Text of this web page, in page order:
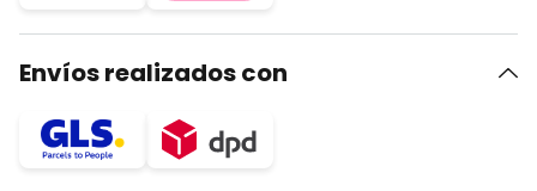
Envíos realizados con